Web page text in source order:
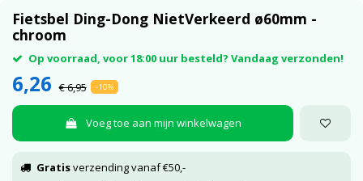
Fietsbel Ding-Dong NietVerkeerd ø60mm -
chroom
Op voorraad, voor 18:00 uur besteld? Vandaag verzonden!
6,26 € 6,95 -10%
Voeg toe aan mijn winkelwagen
Gratisverzending vanaf €50,-